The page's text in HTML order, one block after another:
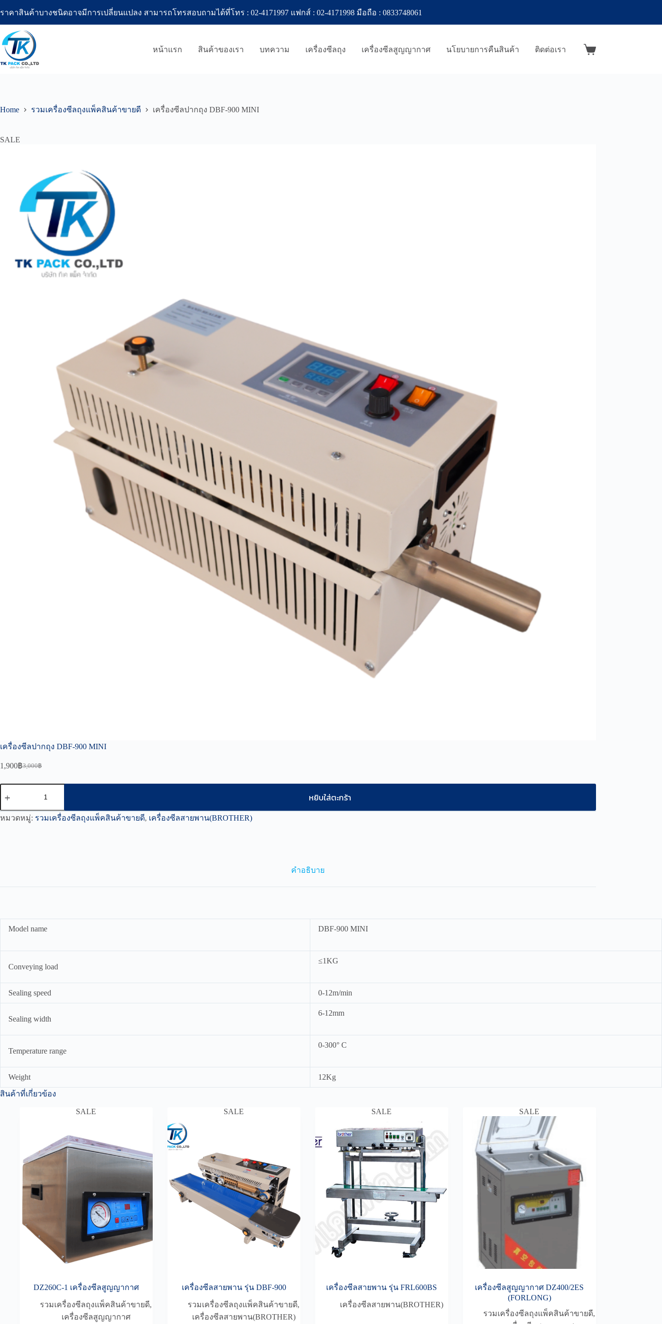
to
ราคาสินค้าบางชนิดอาจมีการเปลี่ยนแปลง สามารถโทรสอบถามได้ที่โทร : 02-4171997 แฟกส์ : 02-4171998 มือถือ : 0833748061
หน้าแรก สินค้าของเรา บทความ เครื่องซีลถุง เครื่องซีลสูญญากาศ นโยบายการคืนสินค้า ติดต่อเรา
Shopping
Home รวมเครื่องซีลถุงแพ็คสินค้าขายดี เครื่องซีลปากถุง DBF-900 MINI
SALE
เครื่องซีลปากถุง DBF-900 MINI
3,000฿
Original
was:
3,000฿.
1,900฿Current
is:
1,900฿.
เครื่อง
ซีล
หยิบใส่ตะกร้า
หมวดหมู่: รวมเครื่องซีลถุงแพ็คสินค้าขายดี, เครื่องซีลสายพาน(BROTHER)
คำอธิบาย
Model name DBF-900 MINI
Conveying load
≤1KG
Sealing speed 0-12m/min
Sealing width
6-12mm
Temperature range
0-300° C
Weight
12Kg
สินค้าที่เกี่ยวข้อง
SALE
DZ260C-1 เครื่องซีลสูญญากาศ
รวมเครื่องซีลถุงแพ็คสินค้าขายดี,
เครื่องซีลสูญญากาศ
SALE
เครื่องซีลสายพาน รุ่น DBF-900
รวมเครื่องซีลถุงแพ็คสินค้าขายดี,
เครื่องซีลสายพาน(BROTHER)
SALE
เครื่องซีลสายพาน รุ่น FRL600BS
เครื่องซีลสายพาน(BROTHER)
SALE
เครื่องซีลสูญญากาศ DZ400/2ES
(FORLONG)
รวมเครื่องซีลถุงแพ็คสินค้าขายดี,